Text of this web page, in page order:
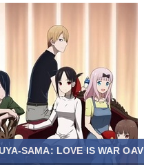
SAMA: LOVE IS WAR OAV